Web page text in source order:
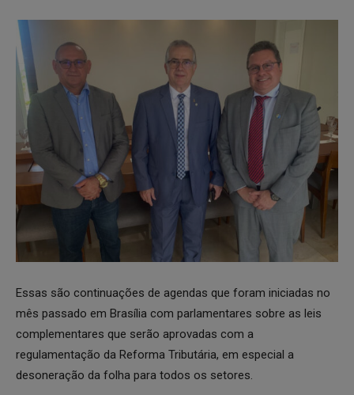
Essas são continuações de agendas que foram iniciadas no
mês passado em Brasília com parlamentares sobre as leis
complementares que serão aprovadas com a
regulamentação da Reforma Tributária, em especial a
desoneração da folha para todos os setores.